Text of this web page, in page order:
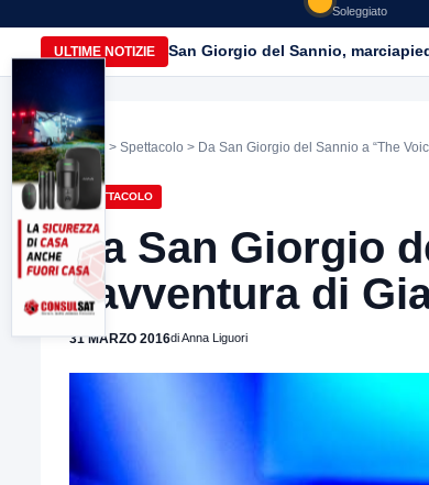
Soleggiato
ULTIME NOTIZIE San Giorgio del Sannio,
Home > Spettacolo > Da San Giorgio del Sannio a “The
SPETTACOLO
Da San Giorgio
l’avventura di
31 MARZO 2016di Anna Liguori